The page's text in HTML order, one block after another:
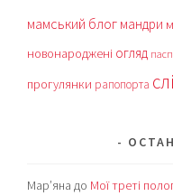
мамський блог мандри
новонароджені огляд
прогулянки рапопорта
Мар’яна до Мої треті